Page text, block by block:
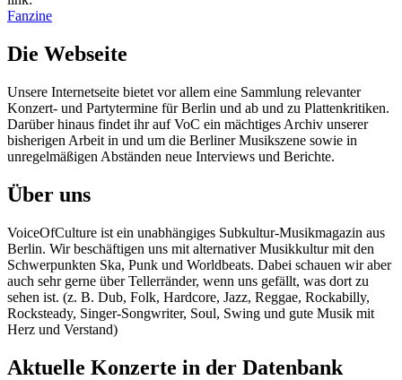
Fanzine
Die Webseite
Unsere Internetseite bietet vor allem eine Sammlung relevanter
Konzert- und Partytermine für Berlin und ab und zu Plattenkritiken.
Darüber hinaus findet ihr auf VoC ein mächtiges Archiv unserer
bisherigen Arbeit in und um die Berliner Musikszene sowie in
unregelmäßigen Abständen neue Interviews und Berichte.
Über uns
VoiceOfCulture ist ein unabhängiges Subkultur-Musikmagazin aus
Berlin. Wir beschäftigen uns mit alternativer Musikkultur mit den
Schwerpunkten Ska, Punk und Worldbeats. Dabei schauen wir aber
auch sehr gerne über Tellerränder, wenn uns gefällt, was dort zu
sehen ist. (z. B. Dub, Folk, Hardcore, Jazz, Reggae, Rockabilly,
Rocksteady, Singer-Songwriter, Soul, Swing und gute Musik mit
Herz und Verstand)
Aktuelle Konzerte in der Datenbank